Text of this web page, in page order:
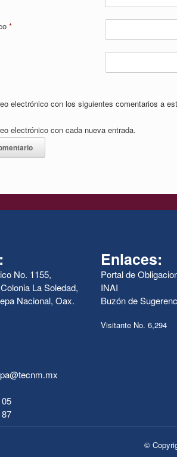
*
electrónico con los siguientes comentarios a
electrónico con cada nueva entrada.
No. 1155,
La Soledad,
Nacional, Oax.
Enlaces:
Portal de
INAI
Buzón de
Visitante No. 6,294
©